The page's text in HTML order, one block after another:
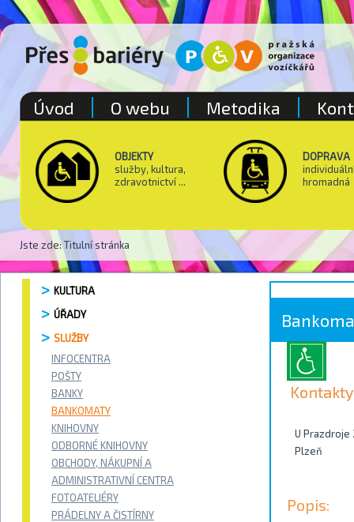
OBJEKTY
služby, kultura,
zdravotnictví ...
DOPRAVA
hromadná
Jste zde:Titulní stránka
Úvod O webu Metodika
KULTURA
ÚŘADY
SLUŽBY
INFOCENTRA
POŠTY
BANKY
BANKOMATY
KNIHOVNY
ODBORNÉ KNIHOVNY
OBCHODY, NÁKUPNÍ A
ADMINISTRATIVNÍ CENTRA
FOTOATELIÉRY
PRÁDELNY A ČISTÍRNY
Kontakty
U
Plzeň
Popis: